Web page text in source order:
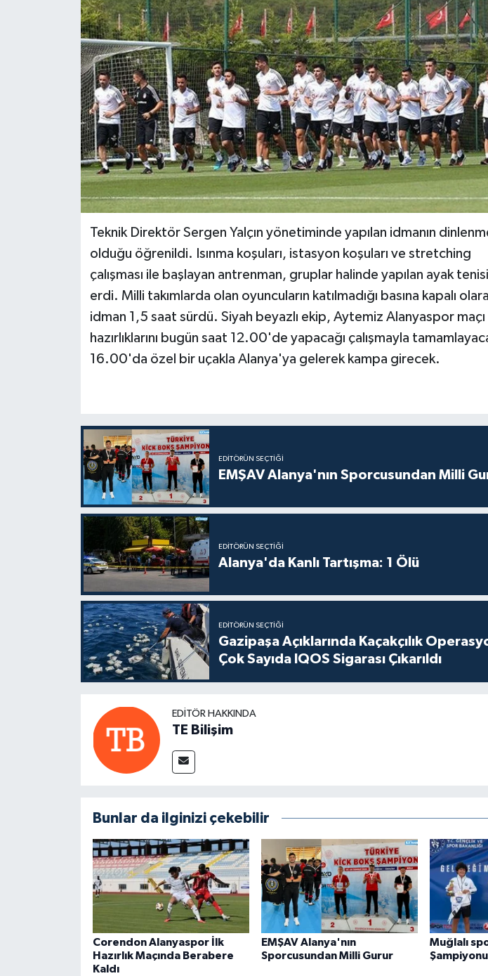
Teknik Direktör Sergen Yalçın yönetiminde yapılan idmanın
olduğu öğrenildi. Isınma koşuları, istasyon koşuları ve stretching
çalışması ile başlayan antrenman, gruplar halinde yapılan ayak
erdi. Milli takımlarda olan oyuncuların katılmadığı basına kapalı
idman 1,5 saat sürdü. Siyah beyazlı ekip, Aytemiz Alanyaspor maçı
hazırlıklarını bugün saat 12.00'de yapacağı çalışmayla
16.00'da özel bir uçakla Alanya'ya gelerek kampa girecek.
EDITÖRÜN SEÇTIĞI
EMŞAV Alanya'nın Sporcusundan Milli
EDITÖRÜN SEÇTIĞI
Alanya'da Kanlı Tartışma: 1 Ölü
EDITÖRÜN SEÇTIĞI
Gazipaşa Açıklarında Kaçakçılık
Çok Sayıda IQOS Sigarası Çıkarıldı
EDITÖR HAKKINDA
TE Bilişim
Bunlar da ilginizi çekebilir
Corendon Alanyaspor İlk
Hazırlık Maçında Berabere
Kaldı
EMŞAV Alanya'nın
Sporcusundan Milli Gurur
Muğlalı